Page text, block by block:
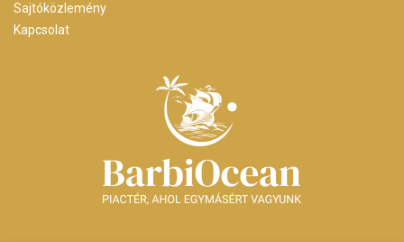
Sajtóközlemény
Kapcsolat